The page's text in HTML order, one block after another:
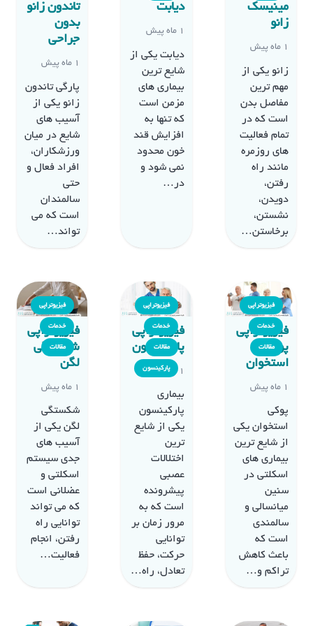
مینیسک
زانو
1 ماه پیش
زانو یکی از
مهم ترین
مفاصل بدن
است که در
تمام فعالیت
های روزمره
مانند راه
رفتن،
دویدن،
نشستن،
برخاستن…
دیابت
1 ماه پیش
دیابت یکی از
شایع ترین
بیماری های
مزمن است
که تنها به
افزایش قند
خون محدود
نمی شود و
در…
تاندون زانو
بدون
جراحی
1 ماه پیش
پارگی تاندون
زانو یکی از
آسیب های
شایع در میان
ورزشکاران،
افراد فعال و
حتی
سالمندان
است که می
تواند…
فیزیوتراپی
خدمات
مقالات
فیزیوتراپی
پوکی
استخوان
1 ماه پیش
پوکی
استخوان یکی
از شایع‌ ترین
بیماری ‌های
اسکلتی در
سنین
میانسالی و
سالمندی
است که
باعث کاهش
تراکم و…
فیزیوتراپی
خدمات
مقالات
پارکینسون
فیزیوتراپی
پارکینسون
1 ماه پیش
بیماری
پارکینسون
یکی از شایع
ترین
اختلالات
عصبی
پیشرونده
است که به
مرور زمان بر
توانایی
حرکت، حفظ
تعادل، راه…
فیزیوتراپی
خدمات
مقالات
فیزیوتراپی
شکستگی
لگن
1 ماه پیش
شکستگی
لگن یکی از
آسیب های
جدی سیستم
اسکلتی و
عضلانی است
که می تواند
توانایی راه
رفتن، انجام
فعالیت…